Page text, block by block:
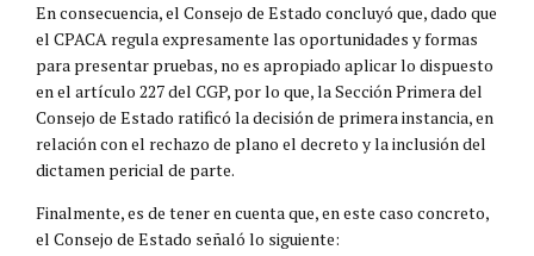
En consecuencia, el Consejo de Estado concluyó que, dado que
el CPACA regula expresamente las oportunidades y formas
para presentar pruebas, no es apropiado aplicar lo dispuesto
en el artículo 227 del CGP, por lo que, la Sección Primera del
Consejo de Estado ratificó la decisión de primera instancia, en
relación con el rechazo de plano el decreto y la inclusión del
dictamen pericial de parte.
Finalmente, es de tener en cuenta que, en este caso concreto,
el Consejo de Estado señaló lo siguiente: